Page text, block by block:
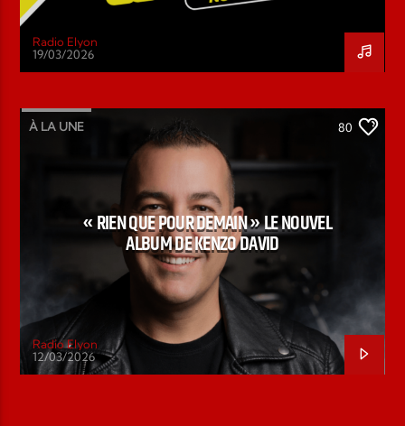
Radio Elyon
19/03/2026
À LA UNE 80
« RIEN QUE POUR DEMAIN » LE NOUVEL
ALBUM DE KENZO DAVID
Radio Elyon
12/03/2026